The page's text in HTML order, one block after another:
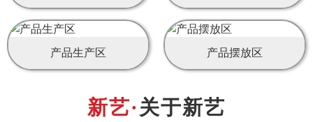
产品生产区 产品摆放区
关于新艺